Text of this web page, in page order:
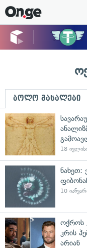
ბოლო მასალები
18
ნახეთ:
10
ოქროს
კრის
არიან